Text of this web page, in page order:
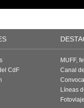
CdF
MUFF,
Canal
Líneas